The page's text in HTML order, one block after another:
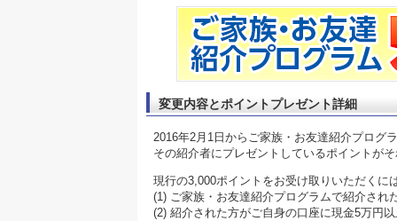
変更内容とポイントプレゼント詳細
2016年2月1日からご家族・お友達紹介プログ
その紹介者にプレゼントしているポイントが
現行の3,000ポイントをお受け取りいただくに
(1) ご家族・お友達紹介プログラムで紹介され
(2) 紹介された方がご自身の口座に現金5万円